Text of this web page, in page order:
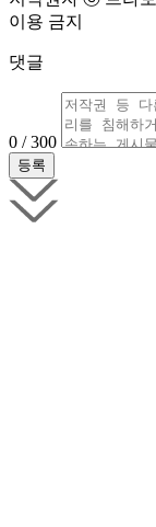
이용 금지
댓글
0 / 300